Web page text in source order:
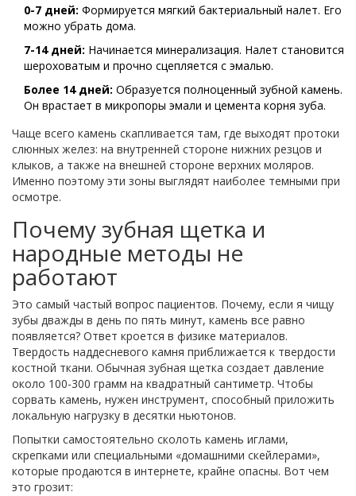
0-7 дней: Формируется мягкий бактериальный налет. Его
можно убрать дома.
7-14 дней: Начинается минерализация. Налет становится
шероховатым и прочно сцепляется с эмалью.
Более 14 дней: Образуется полноценный зубной камень.
Он врастает в микропоры эмали и цемента корня зуба.
Чаще всего камень скапливается там, где выходят протоки
слюнных желез: на внутренней стороне нижних резцов и
клыков, а также на внешней стороне верхних моляров.
Именно поэтому эти зоны выглядят наиболее темными при
осмотре.
Почему зубная щетка и
народные методы не
работают
Это самый частый вопрос пациентов. Почему, если я чищу
зубы дважды в день по пять минут, камень все равно
появляется? Ответ кроется в физике материалов.
Твердость наддесневого камня приближается к твердости
костной ткани. Обычная зубная щетка создает давление
около 100-300 грамм на квадратный сантиметр. Чтобы
сорвать камень, нужен инструмент, способный приложить
локальную нагрузку в десятки ньютонов.
Попытки самостоятельно сколоть камень иглами,
скрепками или специальными «домашними скейлерами»,
которые продаются в интернете, крайне опасны. Вот чем
это грозит: